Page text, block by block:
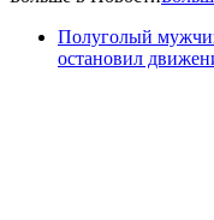
Полуголый
остановил